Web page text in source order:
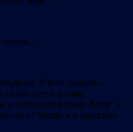
потом, –
У всех хорошие
своих детей и сами
в отличной форме. Живу в
от Маши и в двадцати